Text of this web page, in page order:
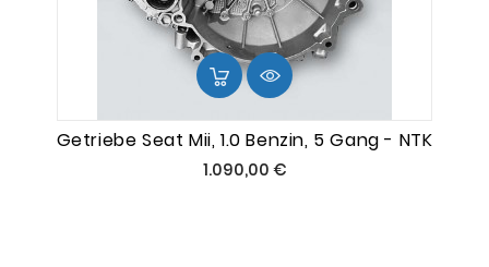
Getriebe Seat Mii, 1.0 Benzin, 5 Gang - NTK
1.090,00 €Preis